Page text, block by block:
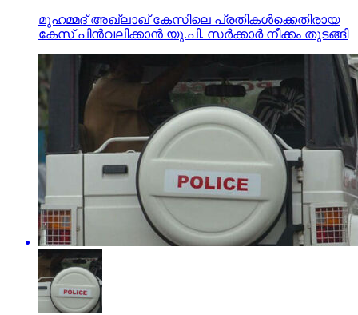
മുഹമ്മദ് അഖ്‌ലാഖ് കേസിലെ പ്രതികള്‍ക്കെതിരായ
കേസ് പിന്‍വലിക്കാന്‍ യു.പി. സര്‍ക്കാര്‍ നീക്കം തുടങ്ങി